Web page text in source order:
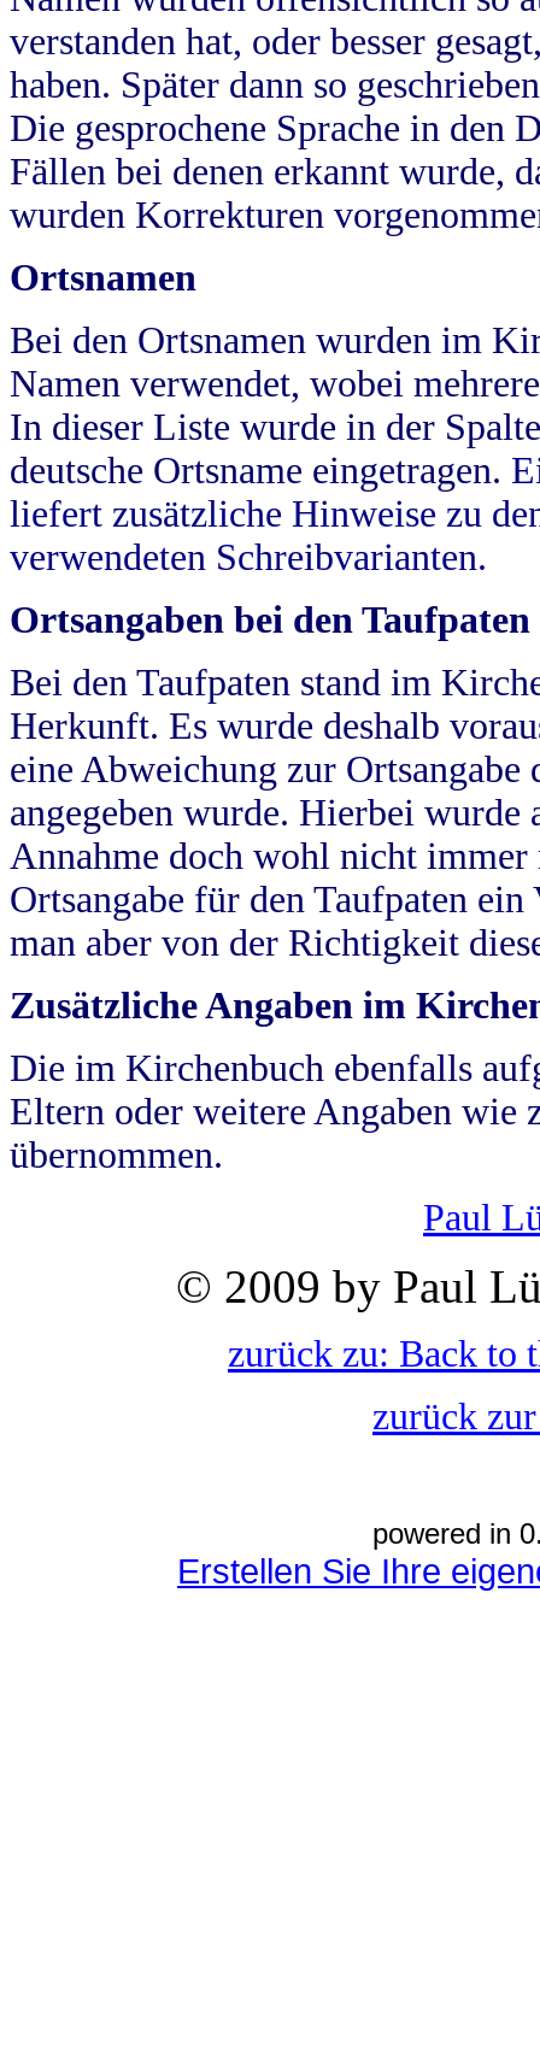
verstanden hat, oder besser
haben. Später dann so
Die gesprochene Sprache in
Fällen bei denen erkannt wurde,
wurden Korrekturen
Ortsnamen
Bei den Ortsnamen wurden im
Namen verwendet, wobei
In dieser Liste wurde in der
deutsche Ortsname eingetragen.
liefert zusätzliche Hinweise zu
verwendeten Schreibvarianten.
Ortsangaben bei den Taufpaten
Bei den Taufpaten stand im
Herkunft. Es wurde deshalb
eine Abweichung zur
angegeben wurde. Hierbei wurde
Annahme doch wohl nicht
Ortsangabe für den Taufpaten
man aber von der Richtigkeit
Zusätzliche Angaben im
Die im Kirchenbuch ebenfalls
Eltern oder weitere Angaben wie
übernommen.
Paul
© 2009 by Paul
zurück zu: Back to
zurück
powered in
Erstellen Sie Ihre